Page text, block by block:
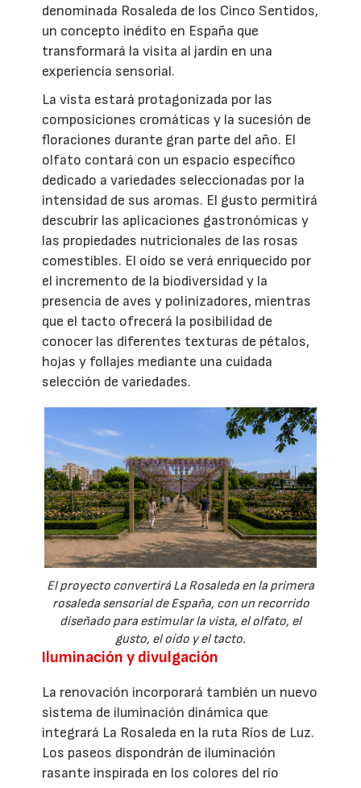
denominada Rosaleda de los Cinco Sentidos,
un concepto inédito en España que
transformará la visita al jardín en una
experiencia sensorial.
La vista estará protagonizada por las
composiciones cromáticas y la sucesión de
floraciones durante gran parte del año. El
olfato contará con un espacio específico
dedicado a variedades seleccionadas por la
intensidad de sus aromas. El gusto permitirá
descubrir las aplicaciones gastronómicas y
las propiedades nutricionales de las rosas
comestibles. El oído se verá enriquecido por
el incremento de la biodiversidad y la
presencia de aves y polinizadores, mientras
que el tacto ofrecerá la posibilidad de
conocer las diferentes texturas de pétalos,
hojas y follajes mediante una cuidada
selección de variedades.
El proyecto convertirá La Rosaleda en la primera
rosaleda sensorial de España, con un recorrido
diseñado para estimular la vista, el olfato, el
gusto, el oído y el tacto.
Iluminación y divulgación
La renovación incorporará también un nuevo
sistema de iluminación dinámica que
integrará La Rosaleda en la ruta Ríos de Luz.
Los paseos dispondrán de iluminación
rasante inspirada en los colores del río